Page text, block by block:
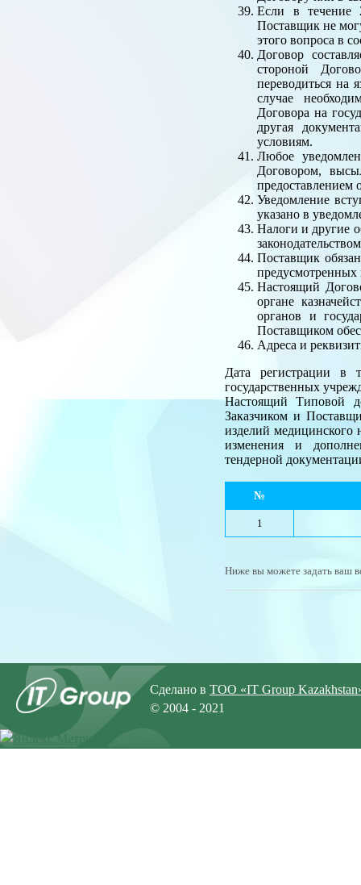
Если в течение
Поставщик не
этого вопроса в
Договор
стороной
переводиться на
случае
Договора на
другая
условиям.
Любое
Договором,
предоставлением
Уведомление
указано в
Налоги и другие
Поставщик
предусмотренных
Настоящий
органе
органов и
Поставщиком
Адреса и
Дата регистрации в
государственных
Настоящий Типовой
Заказчиком и
изделий
изменения и
тендерной
№
1
Ниже вы можете задать ваш
Сделано в ТОО «IT Group
© 2004 - 2021